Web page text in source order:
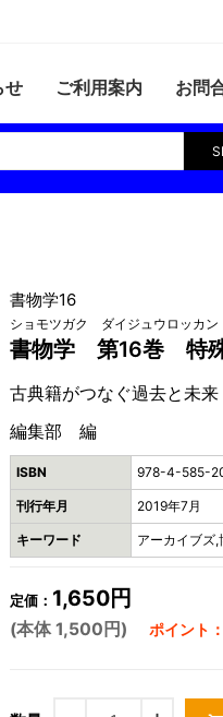
せ ご利用案内 お問
書物学16
ショモツガク ダイジュウロッカ
書物学 第16巻 特殊
古典籍がつなぐ過去と未来
編集部 編
ISBN 978-4-585-
刊行年月 2019年7月
キーワード アーカイブズ,
定価： 1,650円
(本体 1,500円) ポイント